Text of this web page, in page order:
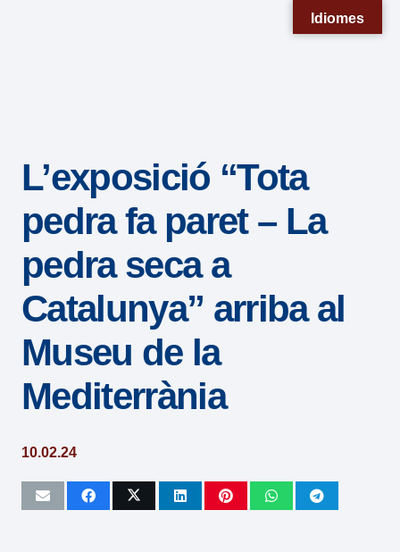
sistema
accesibilidad.
L’exposició “Tota
pedra fa paret – La
pedra seca a
Catalunya” arriba al
Museu de la
Mediterrània
10.02.24
Idiomes